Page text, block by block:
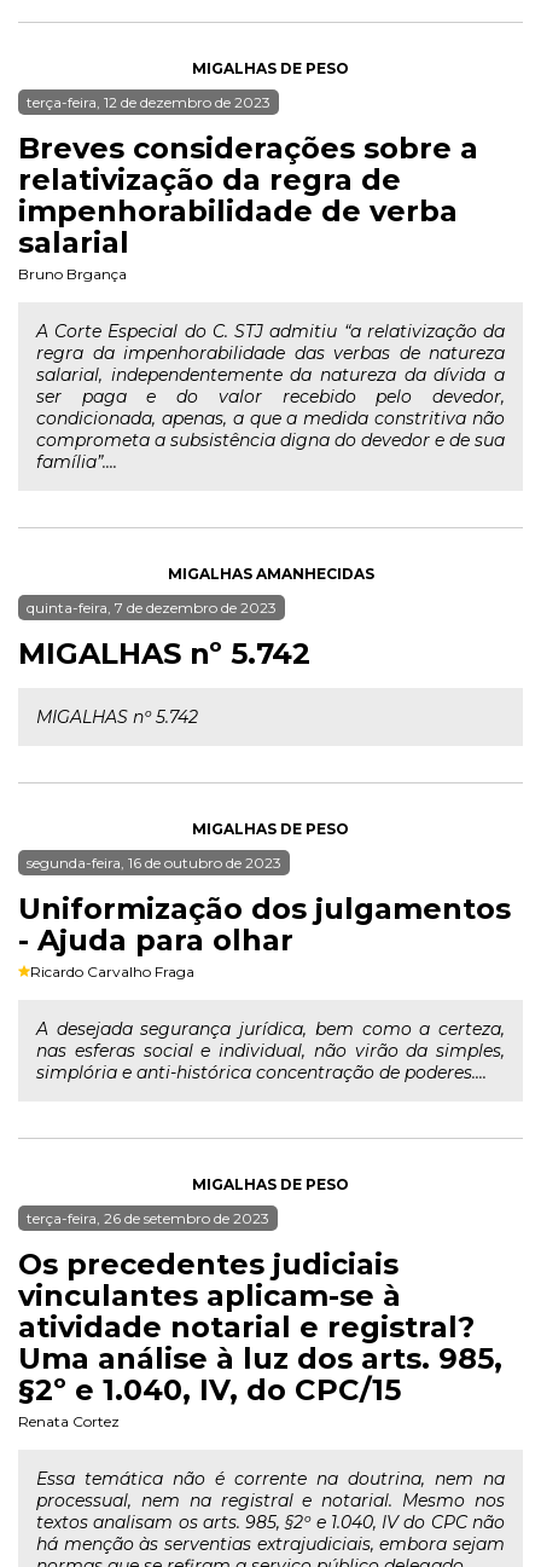
MIGALHAS DE PESO
terça-feira, 12 de dezembro de 2023
Breves considerações sobre a
relativização da regra de
impenhorabilidade de verba
salarial
Bruno Brgança
A Corte Especial do C. STJ admitiu “a relativização da
regra da impenhorabilidade das verbas de natureza
salarial, independentemente da natureza da dívida a
ser paga e do valor recebido pelo devedor,
condicionada, apenas, a que a medida constritiva não
comprometa a subsistência digna do devedor e de sua
família”....
MIGALHAS AMANHECIDAS
quinta-feira, 7 de dezembro de 2023
MIGALHAS nº 5.742
MIGALHAS nº 5.742
MIGALHAS DE PESO
segunda-feira, 16 de outubro de 2023
Uniformização dos julgamentos
- Ajuda para olhar
Ricardo Carvalho Fraga
A desejada segurança jurídica, bem como a certeza,
nas esferas social e individual, não virão da simples,
simplória e anti-histórica concentração de poderes....
MIGALHAS DE PESO
terça-feira, 26 de setembro de 2023
Os precedentes judiciais
vinculantes aplicam-se à
atividade notarial e registral?
Uma análise à luz dos arts. 985,
§2º e 1.040, IV, do CPC/15
Renata Cortez
Essa temática não é corrente na doutrina, nem na
processual, nem na registral e notarial. Mesmo nos
textos analisam os arts. 985, §2º e 1.040, IV do CPC não
há menção às serventias extrajudiciais, embora sejam